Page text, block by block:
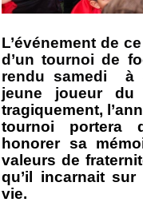
L’événement de
d’un tournoi de
rendu samedi à
jeune joueur du
tragiquement,
tournoi portera
honorer sa
valeurs de
qu’il incarnait
vie.